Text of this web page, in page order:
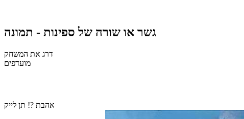
גשר או שורה של ספינות - תמונה
דרג את המשחק
מועדפים